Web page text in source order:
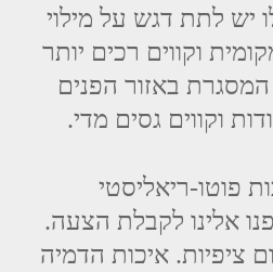
יש לתת דגש על מילוי
וקווים רכים יותר
באזור הפנים
וקווים גסים מדי.
פוטו-ריאליסטי
אלינו לקבלת הצעה.
ציפיות. איכות הדמיה